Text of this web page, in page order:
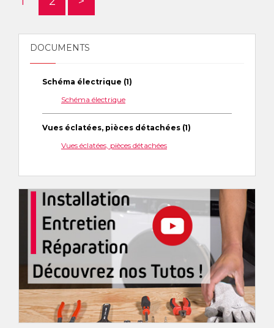
DOCUMENTS
Schéma électrique (1)
Schéma électrique
Vues éclatées, pièces détachées (1)
Vues éclatées, pièces détachées